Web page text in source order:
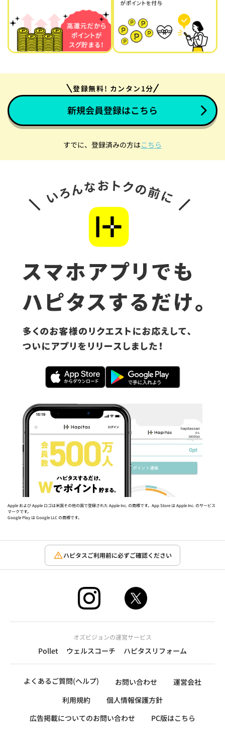
登録無料! カンタン1分
新規会員登録はこちら
すでに、登録済みの方はこちら
Apple および Apple ロゴは米国その他の国で登録された Apple Inc. の商標です。App Store は Apple Inc. のサービス
マークです。
Google Play は Google LLC の商標です。
ハピタスご利用前に必ずご確認ください
オズビジョンの運営サービス
Pollet ウェルスコーチ ハピタスリフォーム
よくあるご質問(ヘルプ) お問い合わせ
運営会社
利用規約
個人情報保護方針
広告掲載についてのお問い合わせ
PC版はこちら